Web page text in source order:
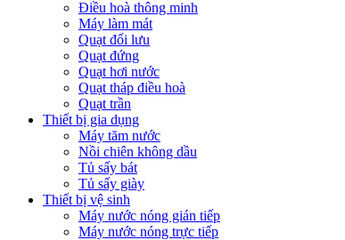
Điều hoà thông minh
Máy làm mát
Quạt đối lưu
Quạt đứng
Quạt hơi nước
Quạt tháp điều hoà
Quạt trần
Thiết bị gia dụng
Máy tăm nước
Nồi chiên không dầu
Tủ sấy bát
Tủ sấy giày
Thiết bị vệ sinh
Máy nước nóng gián tiếp
Máy nước nóng trực tiếp